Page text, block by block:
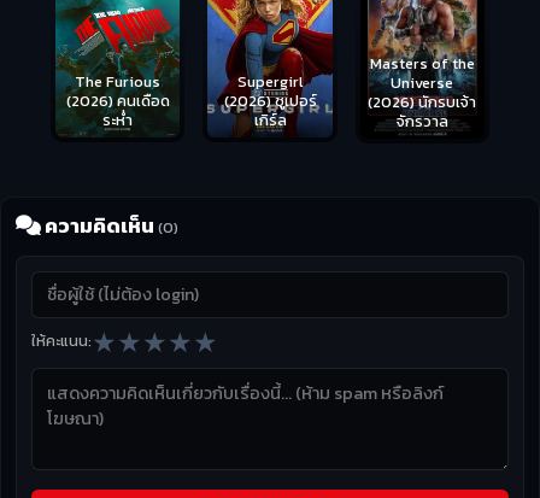
Supergirl
(2026) ซูเปอร์
เกิร์ล
Masters of the
Universe
(2026) นักรบเจ้า
จักรวาล
ความคิดเห็น (0)
ให้คะแนน:★★★★★